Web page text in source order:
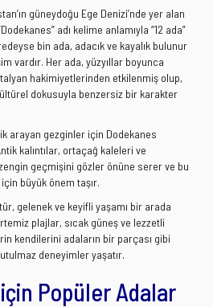
güneydoğu Ege Denizi’nde yer alan
adı kelime anlamıyla “12 ada”
bin ada, adacık ve kayalık bulunur
vardır. Her ada, yüzyıllar boyunca
hakimiyetlerinden etkilenmiş olup,
dokusuyla benzersiz bir karakter
arayan gezginler için Dodekanes
kalıntılar, ortaçağ kaleleri ve
geçmişini gözler önüne serer ve bu
büyük önem taşır.
gelenek ve keyifli yaşamı bir arada
plajlar, sıcak güneş ve lezzetli
kendilerini adaların bir parçası gibi
deneyimler yaşatır.
Popüler Adalar